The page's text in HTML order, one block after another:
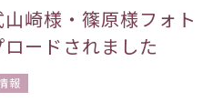
崎様・篠原様フォト
ードされました
報